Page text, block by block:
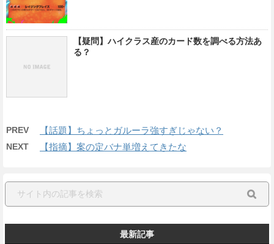
【疑問】ハイクラス産のカード数を調べる方法あ
る？
PREV 【話題】ちょっとガルーラ強すぎじゃない？
NEXT 【指摘】案の定バナ単増えてきたな
最新記事